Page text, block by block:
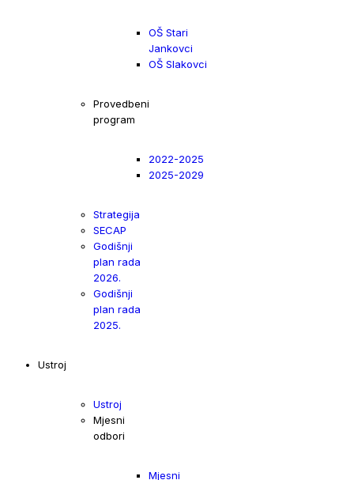
OŠ Stari
Jankovci
OŠ Slakovci
Provedbeni
program
2022-2025
2025-2029
Strategija
SECAP
Godišnji
plan rada
2026.
Godišnji
plan rada
2025.
Ustroj
Ustroj
Mjesni
odbori
Mjesni